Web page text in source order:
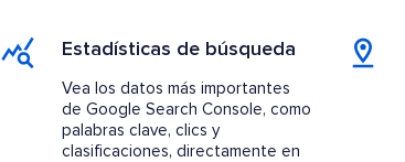
Estadísticas de búsqueda
Vea los datos más importantes
de Google Search Console, como
palabras clave, clics y
clasificaciones, directamente en